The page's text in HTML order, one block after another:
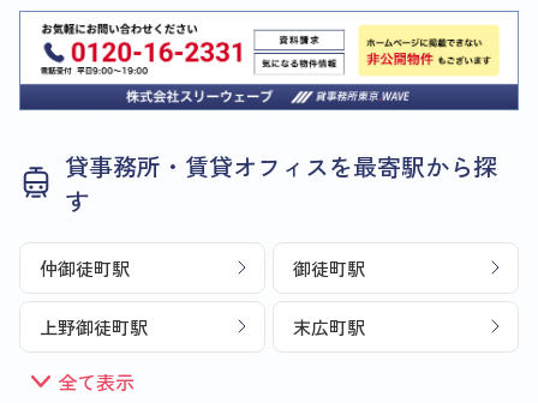
貸事務所・賃貸オフィスを最寄駅から探
す
仲御徒町駅 御徒町駅
上野御徒町駅 末広町駅
全て表示